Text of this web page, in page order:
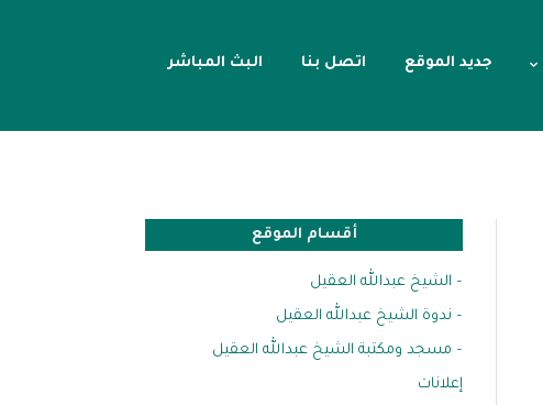
جديد الموقع اتصل بنا البث المباشر
أقسام الموقع
– الشيخ عبدالله العقيل
– ندوة الشيخ عبدالله العقيل
– مسجد ومكتبة الشيخ عبدالله العقيل
إعلانات